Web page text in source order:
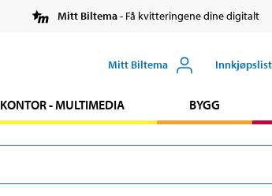
Mitt Biltema- Få kvitteringene dine digitalt
Mitt Biltema
KONTOR - MULTIMEDIA BYGG